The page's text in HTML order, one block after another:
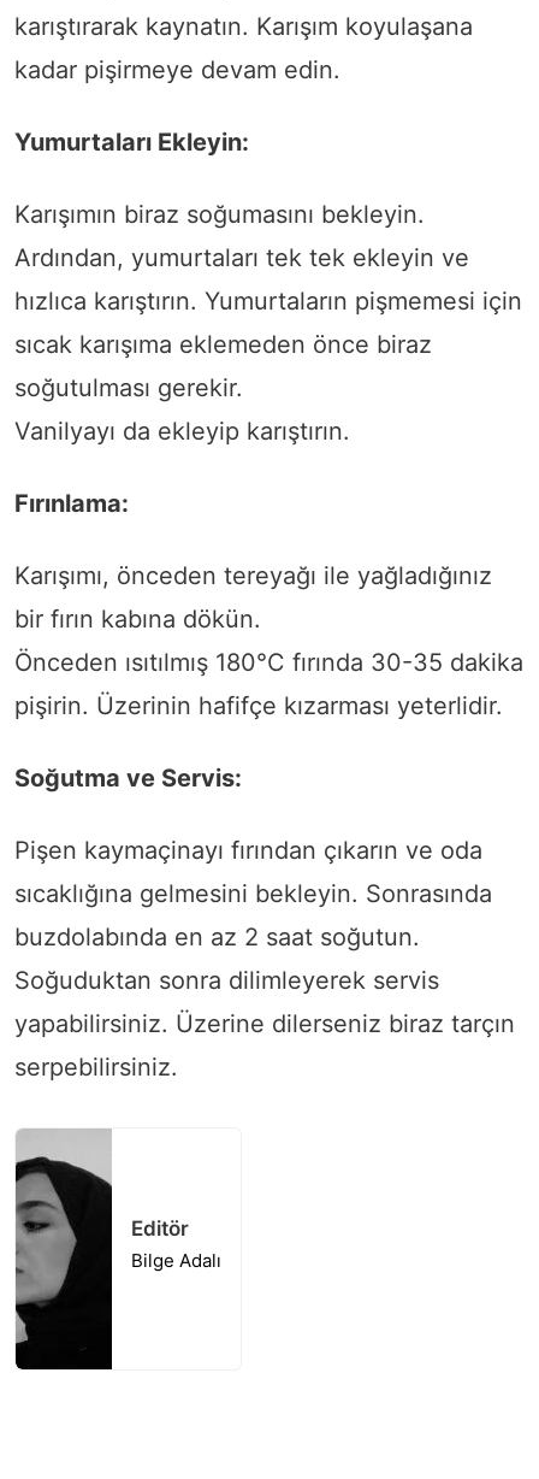
karıştırarak kaynatın. Karışım koyulaşana
kadar pişirmeye devam edin.
Yumurtaları Ekleyin:
Karışımın biraz soğumasını bekleyin.
Ardından, yumurtaları tek tek ekleyin ve
hızlıca karıştırın. Yumurtaların pişmemesi için
sıcak karışıma eklemeden önce biraz
soğutulması gerekir.
Vanilyayı da ekleyip karıştırın.
Fırınlama:
Karışımı, önceden tereyağı ile yağladığınız
bir fırın kabına dökün.
Önceden ısıtılmış 180°C fırında 30-35 dakika
pişirin. Üzerinin hafifçe kızarması yeterlidir.
Soğutma ve Servis:
Pişen kaymaçinayı fırından çıkarın ve oda
sıcaklığına gelmesini bekleyin. Sonrasında
buzdolabında en az 2 saat soğutun.
Soğuduktan sonra dilimleyerek servis
yapabilirsiniz. Üzerine dilerseniz biraz tarçın
serpebilirsiniz.
Editör
Bilge Adalı